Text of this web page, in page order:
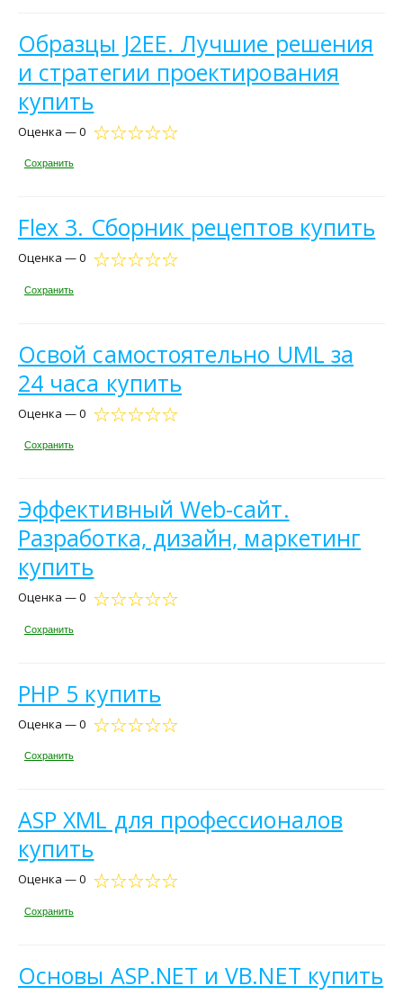
Образцы J2EE. Лучшие решения
и стратегии проектирования
купить
Оценка — 0
Сохранить
Flex 3. Сборник рецептов купить
Оценка — 0
Сохранить
Освой самостоятельно UML за
24 часа купить
Оценка — 0
Сохранить
Эффективный Web-сайт.
Разработка, дизайн, маркетинг
купить
Оценка — 0
Сохранить
PHP 5 купить
Оценка — 0
Сохранить
ASP XML для профессионалов
купить
Оценка — 0
Сохранить
Основы ASP.NET и VB.NET купить